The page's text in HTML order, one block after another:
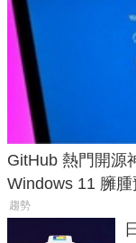
GitHub 熱門開源
Windows 11 臃
趨勢